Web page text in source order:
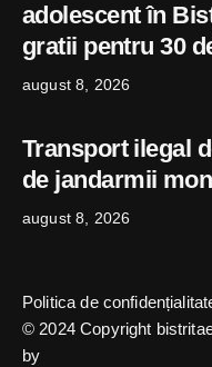
adolescent în
gratii pentru 30
august 8, 2026
Transport ilegal
de jandarmii
august 8, 2026
© 2024 Copyright
by
Politica de